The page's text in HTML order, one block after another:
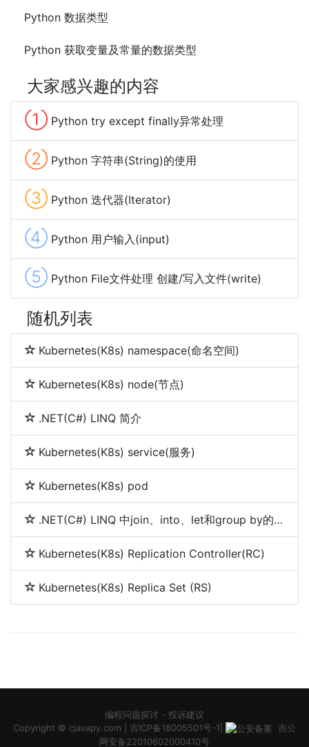
Python 数据类型
Python 获取变量及常量的数据类型
大家感兴趣的内容
① Python try except finally异常处理
② Python 字符串(String)的使用
③ Python 迭代器(Iterator)
④ Python 用户输入(input)
⑤ Python File文件处理 创建/写入文件(write)
随机列表
Kubernetes(K8s) namespace(命名空间)
Kubernetes(K8s) node(节点)
.NET(C#) LINQ 简介
Kubernetes(K8s) service(服务)
Kubernetes(K8s) pod
.NET(C#) LINQ 中join、into、let和group by的使用
Kubernetes(K8s) Replication Controller(RC)
Kubernetes(K8s) Replica Set (RS)
编程问题探讨 - 投诉建议
Copyright © cjavapy.com 吉ICP备18005501号-1
吉公
网安备22010602000410号